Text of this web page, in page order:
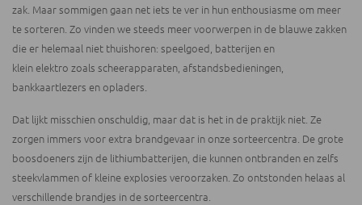
zak. Maar sommigen gaan net iets te ver in hun enthousiasme om meer
te sorteren. Zo vinden we steeds meer voorwerpen in de blauwe zakken
die er helemaal niet thuishoren: speelgoed, batterijen en
klein elektro zoals scheerapparaten, afstandsbedieningen,
bankkaartlezers en opladers.
Dat lijkt misschien onschuldig, maar dat is het in de praktijk niet. Ze
zorgen immers voor extra brandgevaar in onze sorteercentra. De grote
boosdoeners zijn de lithiumbatterijen, die kunnen ontbranden en zelfs
steekvlammen of kleine explosies veroorzaken. Zo ontstonden helaas al
verschillende brandjes in de sorteercentra.